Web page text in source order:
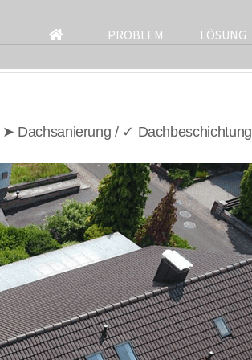
for:
PROBLEM LÖSUNG
Dachsanierung / ✓ Dachbeschichtung